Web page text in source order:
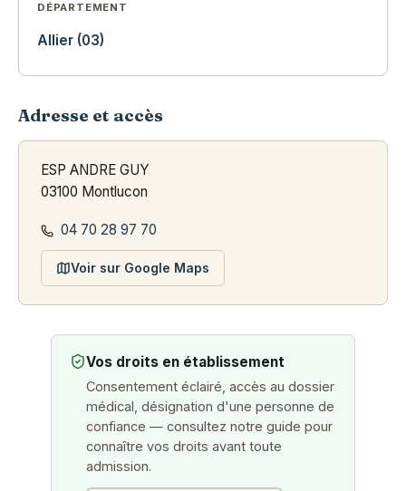
DÉPARTEMENT
Allier (03)
Adresse et accès
ESP ANDRE GUY
03100 Montlucon
04 70 28 97 70
Voir sur Google Maps
Vos droits en établissement
Consentement éclairé, accès au dossier
médical, désignation d'une personne de
confiance — consultez notre guide pour
connaître vos droits avant toute
admission.